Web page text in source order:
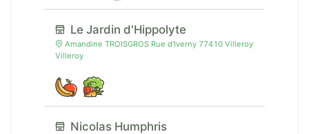
Le Jardin d'Hippolyte
Amandine TROISGROS Rue d'Iverny 77410 Villeroy
Villeroy
Nicolas Humphris